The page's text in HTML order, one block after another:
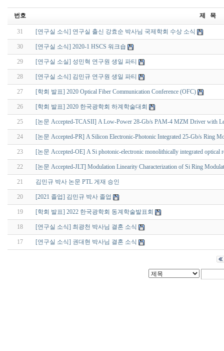
번호 제 목
31 [연구실 소식] 연구실 출신 강효순 박사님 국제학회 수상 소식
30 [연구실 소식] 2020-1 HSCS 워크숍
29 [연구실 소실] 성민혁 연구원 생일 파티
28 [연구실 소식] 김민규 연구원 생일 파티
27 [학회 발표] 2020 Optical Fiber Communication Conference (OFC)
26 [학회 발표] 2020 한국광학회 하계학술대회
25 [논문 Accepted-TCASII] A Low-Power 28-Gb/s PAM-4 MZM Driver with
24 [논문 Accepted-PR] A Silicon Electronic-Photonic Integrated 25-Gb/s Ring
23 [논문 Accepted-OE] A Si photonic-electronic monolithically integrated optical
22 [논문 Accepted-JLT] Modulation Linearity Characterization of Si Ring
21 김민규 박사 논문 PTL 게재 승인
20 [2021 졸업] 김민규 박사 졸업
19 [학회 발표] 2022 한국광학회 동계학술발표회
18 [연구실 소식] 최광천 박사님 결혼 소식
17 [연구실 소식] 권대현 박사님 결혼 소식